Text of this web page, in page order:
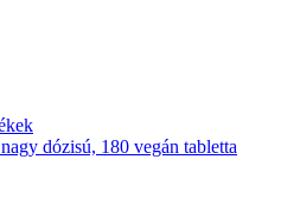
dózisú, 180 vegán tabletta